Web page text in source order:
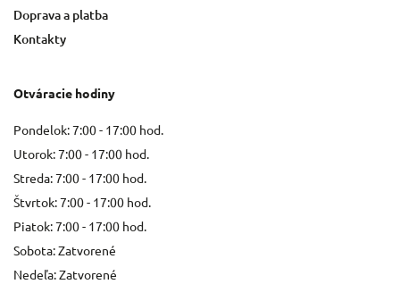
Doprava a platba
Kontakty
Otváracie hodiny
Pondelok: 7:00 - 17:00 hod.
Utorok: 7:00 - 17:00 hod.
Streda: 7:00 - 17:00 hod.
Štvrtok: 7:00 - 17:00 hod.
Piatok: 7:00 - 17:00 hod.
Sobota: Zatvorené
Nedeľa: Zatvorené